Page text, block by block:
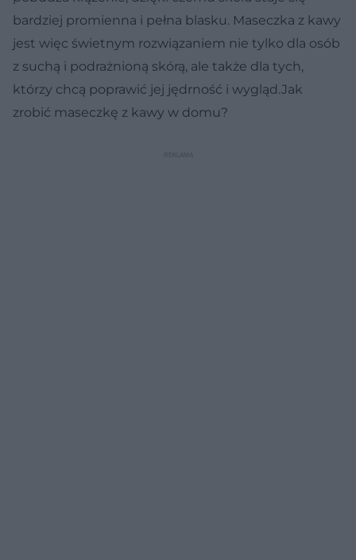
bardziej promienna i pełna blasku. Maseczka z kawy
jest więc świetnym rozwiązaniem nie tylko dla osób
z suchą i podrażnioną skórą, ale także dla tych,
którzy chcą poprawić jej jędrność i wygląd.Jak
zrobić maseczkę z kawy w domu?